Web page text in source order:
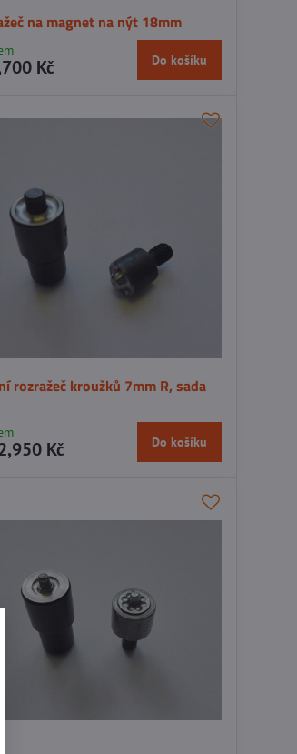
na magnet na nýt 18mm
Kč Do košíku
rozražeč kroužků 7mm R, sada
Kč Do košíku